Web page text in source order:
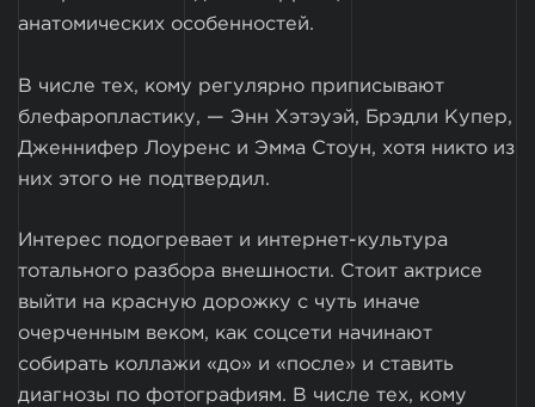
анатомических особенностей.
В числе тех, кому регулярно приписывают
блефаропластику, — Энн Хэтэуэй, Брэдли Купер,
Дженнифер Лоуренс и Эмма Стоун, хотя никто из
них этого не подтвердил.
Интерес подогревает и интернет-культура
тотального разбора внешности. Стоит актрисе
выйти на красную дорожку с чуть иначе
очерченным веком, как соцсети начинают
собирать коллажи «до» и «после» и ставить
диагнозы по фотографиям. В числе тех, кому